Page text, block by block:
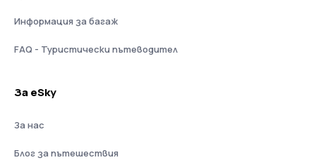
Информация за багаж
FAQ - Туристически пътеводител
За eSky
За нас
Блог за пътешествия